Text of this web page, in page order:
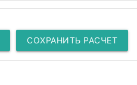
СОХРАНИТЬ РАСЧЕТ
КАК ССЫЛКУ